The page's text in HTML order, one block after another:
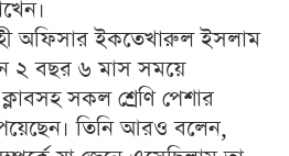
অফিসার ইকতেখারুল ইসলাম
২ বছর ৬ মাস সময়ে
ক্লাবসহ সকল শ্রেণি পেশার
তিনি আরও বলেন,